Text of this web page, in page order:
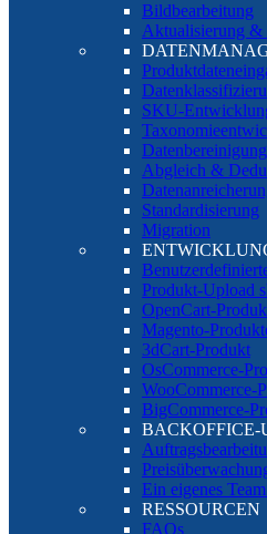
Bildbearbeitung
Aktualisierung &
SKU-
Datenbereinigung
Abgleich &
Standardisierung
Migration
Produkt-Upload
OpenCart-
Magento-
3dCart-Produkt
OsCommerce-
WooCommerce-
BigCommerce-
BACKOFFICE-
Ein eigenes
RESSOURCEN
FAQs